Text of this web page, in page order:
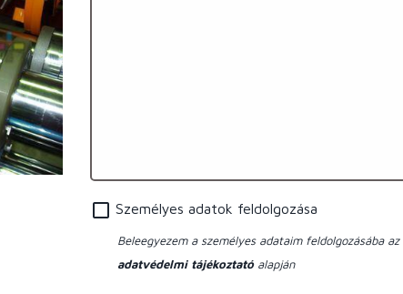
Személyes adatok feldolgozása
Beleegyezem a személyes adataim feldolgozásába az
adatvédelmi tájékoztatóalapján